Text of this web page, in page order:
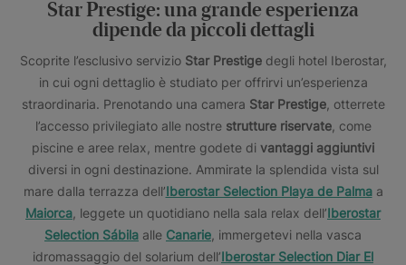
Star Prestige: una grande esperienza
dipende da piccoli dettagli
Scoprite l’esclusivo servizio Star Prestigedegli hotel Iberostar,
in cui ogni dettaglio è studiato per offrirvi un’esperienza
straordinaria. Prenotando una camera Star Prestige, otterrete
l’accesso privilegiato alle nostre strutture riservate, come
piscine e aree relax, mentre godete di vantaggi aggiuntivi
diversi in ogni destinazione. Ammirate la splendida vista sul
mare dalla terrazza dell’Iberostar Selection Playa de Palmaa
Maiorca , leggete un quotidiano nella sala relax dell’Iberostar
Selection Sábila alle Canarie , immergetevi nella vasca
idromassaggio del solarium dell’Iberostar Selection Diar El